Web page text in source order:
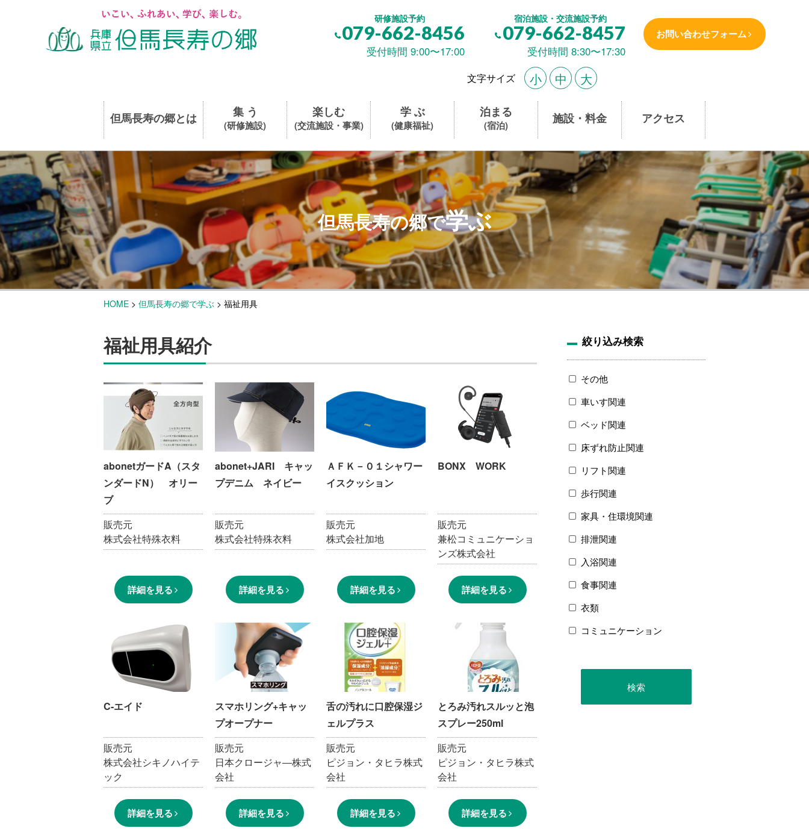
研修施設予約
079-662-8456
受付時間 9:00〜17:00
宿泊施設・交流施設予約
079-662-8457
受付時間 8:30〜17:30
お問い合わせフォーム
文字サイズ 小 中 大
但馬長寿の郷とは 集 う
(研修施設)
楽しむ
(交流施設・事業)
学 ぶ
(健康福祉)
泊まる
(宿泊) 施設・料金 アクセス
但馬長寿の郷で学ぶ
HOME > 但馬長寿の郷で学ぶ > 福祉用具
福祉用具紹介
abonetガードA（スタ
ンダードN） オリー
ブ
販売元
株式会社特殊衣料
詳細を見る
abonet+JARI キャッ
プデニム ネイビー
販売元
株式会社特殊衣料
詳細を見る
ＡＦＫ－０１シャワー
イスクッション
販売元
株式会社加地
詳細を見る
BONX WORK
販売元
兼松コミュニケーショ
ンズ株式会社
詳細を見る
C-エイド
販売元
株式会社シキノハイテ
ック
詳細を見る
スマホリング+キャッ
プオープナー
販売元
日本クロージャ―株式
会社
詳細を見る
舌の汚れに口腔保湿ジ
ェルプラス
販売元
ピジョン・タヒラ株式
会社
詳細を見る
とろみ汚れスルッと泡
スプレー250ml
販売元
ピジョン・タヒラ株式
会社
詳細を見る
絞り込み検索
その他
車いす関連
ベッド関連
床ずれ防止関連
リフト関連
歩行関連
家具・住環境関連
排泄関連
入浴関連
食事関連
衣類
コミュニケーション